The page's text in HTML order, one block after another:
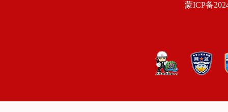
蒙ICP备